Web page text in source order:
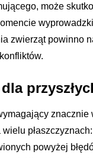
może
zwierząt powinno
powyżej